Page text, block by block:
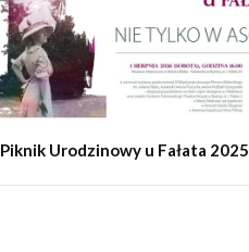
Piknik Urodzinowy u Fałata 2025